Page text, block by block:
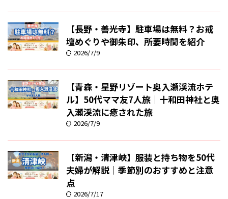
【長野・善光寺】駐車場は無料？お戒
壇めぐりや御朱印、所要時間を紹介
2026/7/9
【青森・星野リゾート奥入瀬渓流ホテ
ル】50代ママ友7人旅｜十和田神社と奥
入瀬渓流に癒された旅
2026/7/9
【新潟・清津峡】服装と持ち物を50代
夫婦が解説｜季節別のおすすめと注意
点
2026/7/17